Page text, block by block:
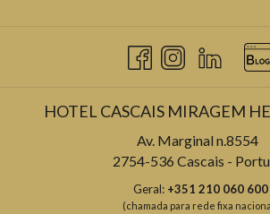
HOTEL CASCAIS MIRAGEM
Av. Marginal n.8554
2754-536 Cascais -
Geral: +351 210 060 600
(chamada para rede fixa